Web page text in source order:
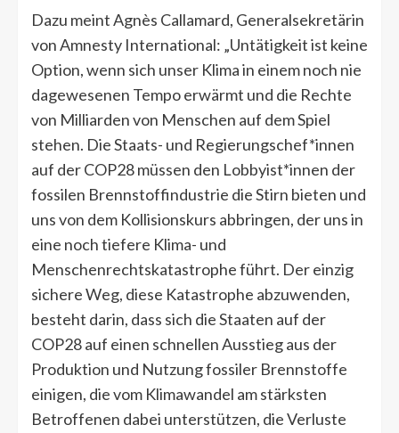
Dazu meint Agnès Callamard, Generalsekretärin
von Amnesty International: „Untätigkeit ist keine
Option, wenn sich unser Klima in einem noch nie
dagewesenen Tempo erwärmt und die Rechte
von Milliarden von Menschen auf dem Spiel
stehen. Die Staats- und Regierungschef*innen
auf der COP28 müssen den Lobbyist*innen der
fossilen Brennstoffindustrie die Stirn bieten und
uns von dem Kollisionskurs abbringen, der uns in
eine noch tiefere Klima- und
Menschenrechtskatastrophe führt. Der einzig
sichere Weg, diese Katastrophe abzuwenden,
besteht darin, dass sich die Staaten auf der
COP28 auf einen schnellen Ausstieg aus der
Produktion und Nutzung fossiler Brennstoffe
einigen, die vom Klimawandel am stärksten
Betroffenen dabei unterstützen, die Verluste